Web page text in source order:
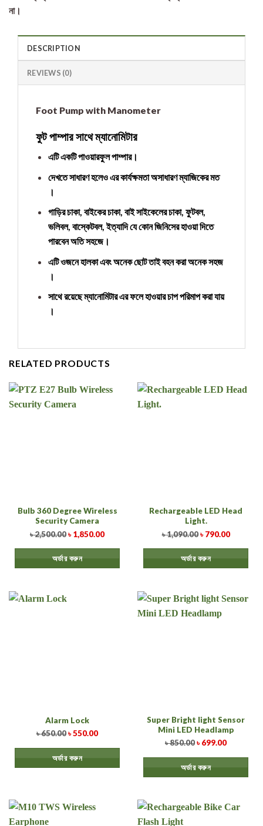
না।
DESCRIPTION
REVIEWS (0)
Foot Pump with Manometer
ফুট পাম্পার সাথে ম্যানোমিটার
এটি একটি পাওয়ারফুল পাম্পার।
দেখতে সাধারণ হলেও এর কার্যক্ষমতা অসাধারণ ম্যাজিকের মত
।
গাড়ির চাকা, বাইকের চাকা, বাই সাইকেলের চাকা, ফুটবল,
ভলিবল, বাস্কেটবল, ইত্যাদি যে কোন জিনিসের হাওয়া দিতে
পারবেন অতি সহজে।
এটি ওজনে হালকা এবং অনেক ছোট তাই বহন করা অনেক সহজ
।
সাথে রয়েছে ম্যানোমিটার এর ফলে হাওয়ার চাপ পরিমাপ করা যায়
।
RELATED PRODUCTS
Bulb 360 Degree Wireless
Security Camera
৳2,500.00৳1,850.00
অর্ডার করুন
Rechargeable LED Head
Light.
৳1,090.00 ৳790.00
অর্ডার করুন
Alarm Lock
৳650.00৳550.00
অর্ডার করুন
Super Bright light Sensor
Mini LED Headlamp
৳850.00৳699.00
অর্ডার করুন